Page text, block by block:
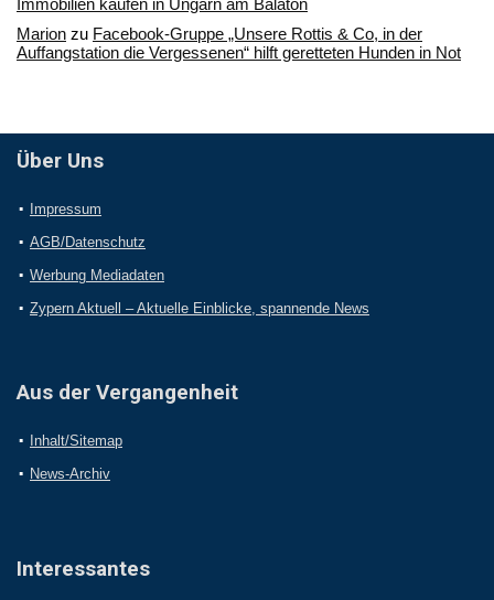
Immobilien kaufen in Ungarn am Balaton
Marion zu Facebook-Gruppe „Unsere Rottis & Co, in der
Auffangstation die Vergessenen“ hilft geretteten Hunden in Not
Über Uns
Impressum
AGB/Datenschutz
Werbung Mediadaten
Zypern Aktuell – Aktuelle Einblicke, spannende News
Aus der Vergangenheit
Inhalt/Sitemap
News-Archiv
Interessantes